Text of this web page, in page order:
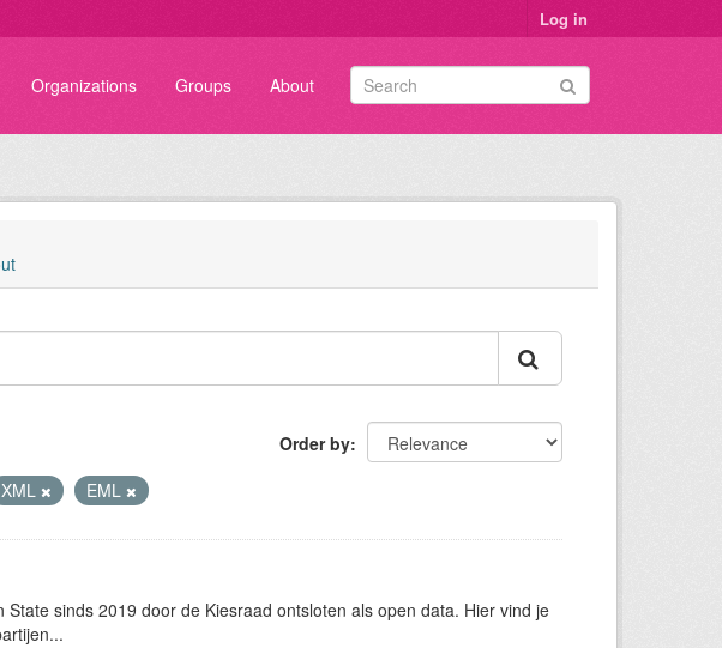
Log in
Organizations Groups About
Order by
XML EML
sinds 2019 door de Kiesraad ontsloten als open data. Hier vind je